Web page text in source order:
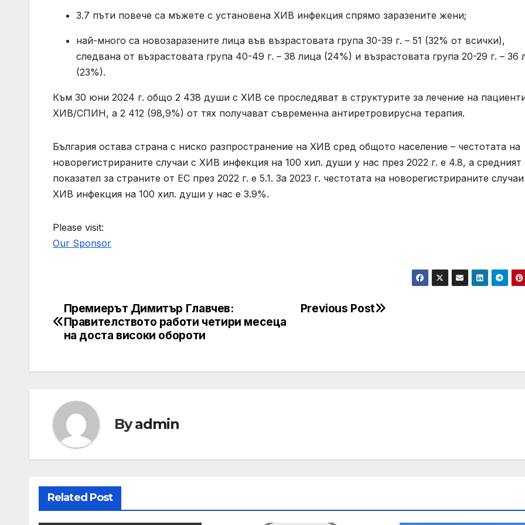
3.7 пъти повече са мъжете с установена ХИВ инфекция спрямо заразените жени;
най-много са новозаразените лица във възрастовата група 30-39 г. – 51 (32% от всички),
следвана от възрастовата група 40-49 г. – 38 лица (24%) и възрастовата група 20-29 г. – 36
(23%).
Към 30 юни 2024 г. общо 2 438 души с ХИВ се проследяват в структурите за лечение на
ХИВ/СПИН, а 2 412 (98,9%) от тях получават съвременна антиретровирусна терапия.
България остава страна с ниско разпространение на ХИВ сред общото население – честотата на
новорегистрираните случаи с ХИВ инфекция на 100 хил. души у нас през 2022 г. е 4.8, а средният
показател за страните от ЕС през 2022 г. е 5.1. За 2023 г. честотата на новорегистрираните
ХИВ инфекция на 100 хил. души у нас е 3.9%.
Please visit:
Our Sponsor
Post
navigation
Previous Post
Премиерът Димитър Главчев:
Правителството работи четири месеца
на доста високи обороти
Byadmin
Related Post